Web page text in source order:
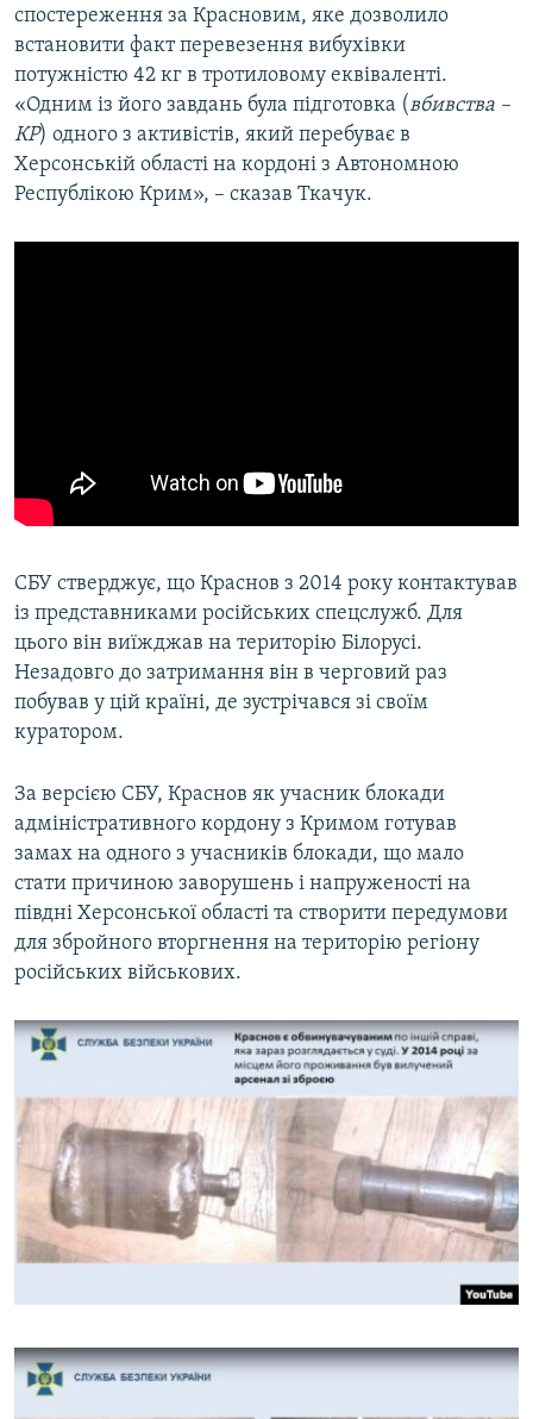
спостереження за Красновим, яке дозволило
встановити факт перевезення вибухівки
потужністю 42 кг в тротиловому еквіваленті.
«Одним із його завдань була підготовка (вбивства –
КР) одного з активістів, який перебуває в
Херсонській області на кордоні з Автономною
Республікою Крим», – сказав Ткачук.
СБУ стверджує, що Краснов з 2014 року контактував
із представниками російських спецслужб. Для
цього він виїжджав на територію Білорусі.
Незадовго до затримання він в черговий раз
побував у цій країні, де зустрічався зі своїм
куратором.
За версією СБУ, Краснов як учасник блокади
адміністративного кордону з Кримом готував
замах на одного з учасників блокади, що мало
стати причиною заворушень і напруженості на
півдні Херсонської області та створити передумови
для збройного вторгнення на територію регіону
російських військових.